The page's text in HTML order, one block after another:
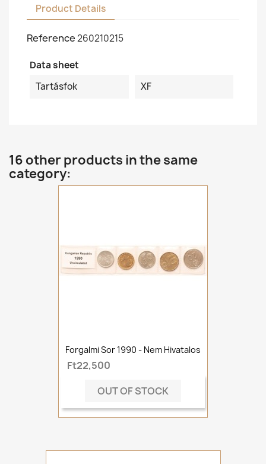
Product Details
Reference260210215
Data sheet
Tartásfok
XF
16 other products in the same
category:
Forgalmi Sor 1990 - Nem Hivatalos
Ft22,500
OUT OF STOCK